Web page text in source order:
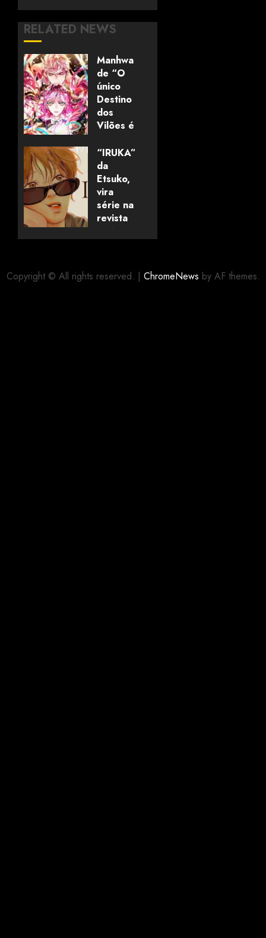
RELATED NEWS
Manhwa
de “O
único
Destino
dos
Vilões é
Morte”
termina
na
Coreia
do Sul
19/07/2026
0
“IRUKA”,
da
Etsuko,
vira
série na
revista
MANGABU!
Copyright © All rights reserved. | ChromeNews by AF themes.